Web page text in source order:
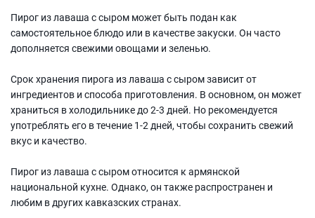
Пирог из лаваша с сыром может быть подан как
самостоятельное блюдо или в качестве закуски. Он часто
дополняется свежими овощами и зеленью.
Срок хранения пирога из лаваша с сыром зависит от
ингредиентов и способа приготовления. В основном, он может
храниться в холодильнике до 2-3 дней. Но рекомендуется
употреблять его в течение 1-2 дней, чтобы сохранить свежий
вкус и качество.
Пирог из лаваша с сыром относится к армянской
национальной кухне. Однако, он также распространен и
любим в других кавказских странах.